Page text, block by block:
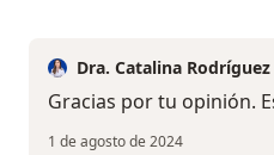
Dra. Catalina Rodríguez
Gracias por tu opinión.
1 de agosto de 2024